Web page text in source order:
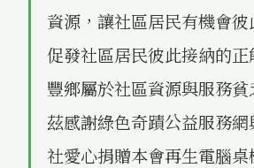
資源，讓社區居民有機會彼
促發社區居民彼此接納的
豐鄉屬於社區資源與服務貧
茲感謝綠色奇蹟公益服務
社愛心捐贈本會再生電腦桌